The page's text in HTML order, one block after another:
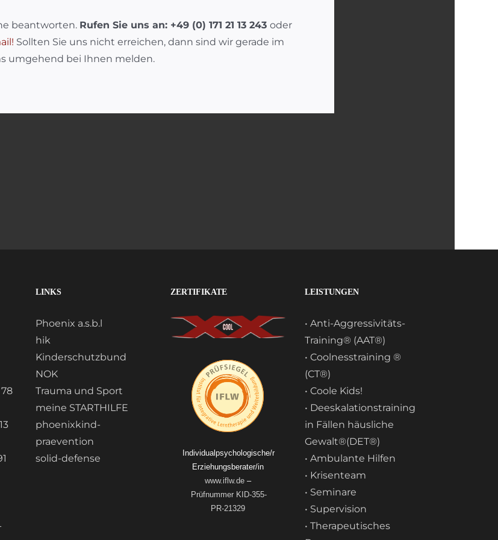
beantworten. Rufen Sie uns an: +49 (0) 171 21 13 243 oder
Sollten Sie uns nicht erreichen, dann sind wir gerade im
umgehend bei Ihnen melden.
LINKS
Phoenix a.s.b.l
hik
Kinderschutzbund
NOK
Trauma und Sport
meine STARTHILFE
phoenixkind-
praevention
solid-defense
ZERTIFIKATE
Individualpsychologische/r
Erziehungsberater/in
www.iflw.de–
Prüfnummer KID-355-
PR-21329
LEISTUNGEN
• Anti-Aggressivitäts-
Training® (AAT®)
• Coolnesstraining ®
(CT®)
• Coole Kids!
• Deeskalationstraining
in Fällen häusliche
Gewalt®(DET®)
• Ambulante Hilfen
• Krisenteam
• Seminare
• Supervision
• Therapeutisches